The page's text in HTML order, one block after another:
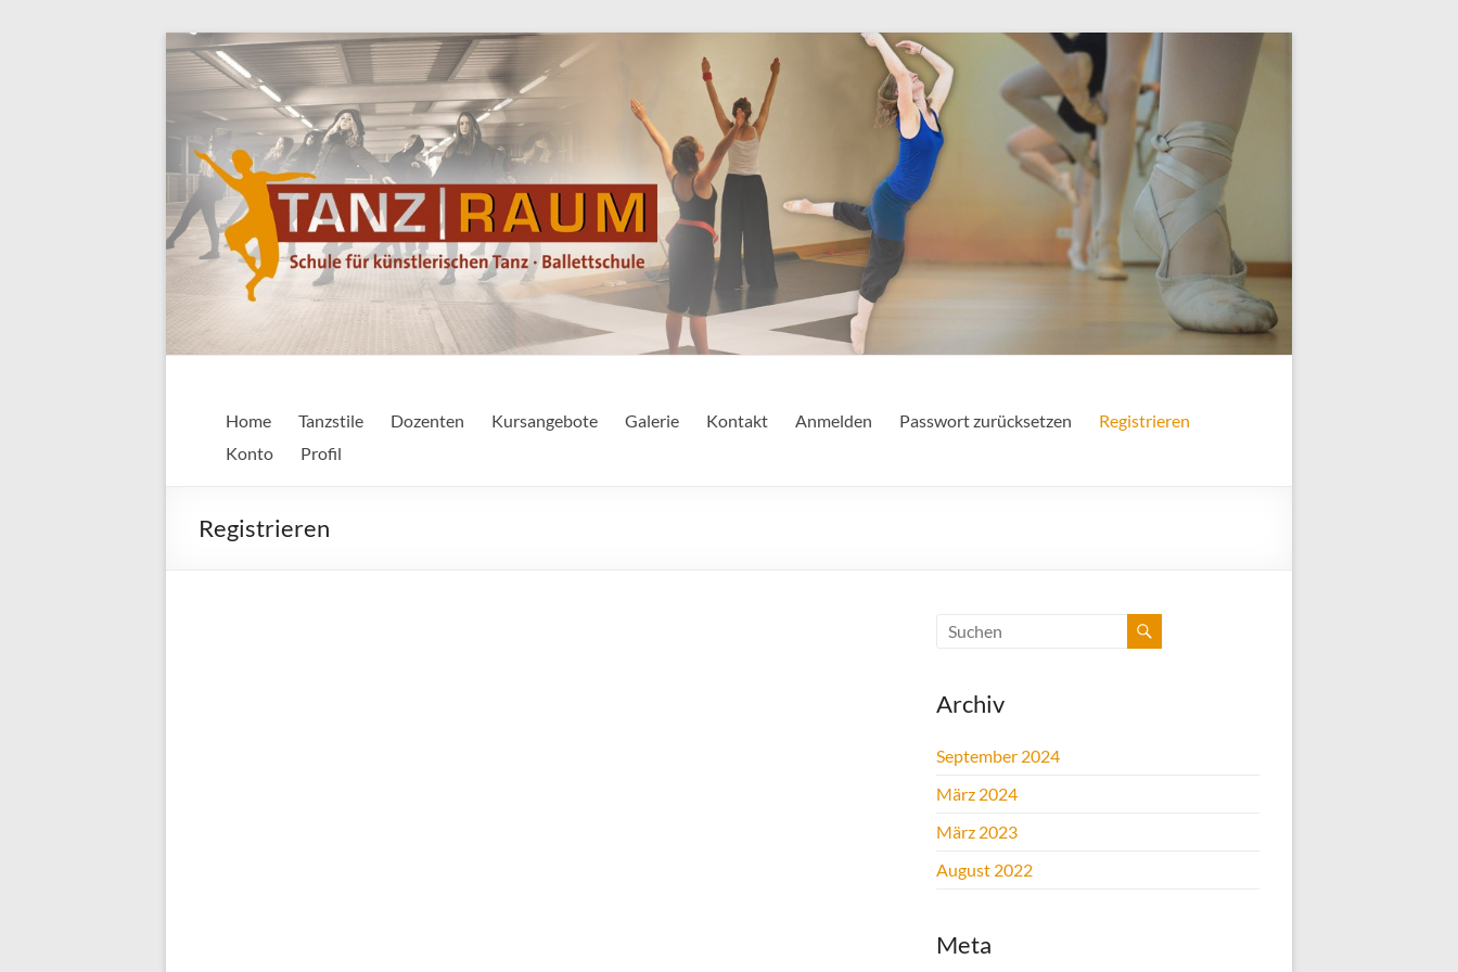
Zum
Inhalt
springen
Home
Tanzstile Dozenten Kursangebote Galerie Kontakt Anmelden Passwort zurücksetzen
Registrieren
Konto
Profil
Registrieren
Archiv
September 2024
März 2024
März 2023
August 2022
Meta